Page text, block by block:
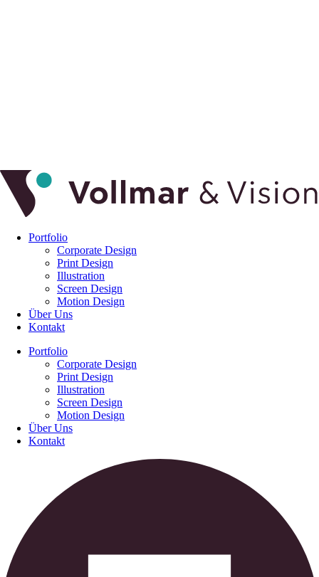
Portfolio
Corporate Design
Print Design
Illustration
Screen Design
Motion Design
Über Uns
Kontakt
Portfolio
Corporate Design
Print Design
Illustration
Screen Design
Motion Design
Über Uns
Kontakt